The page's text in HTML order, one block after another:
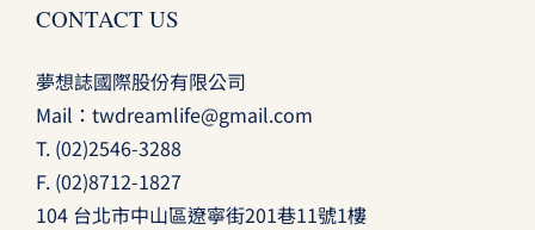
CONTACT US
夢想誌國際股份有限公司
Mail： twdreamlife@gmail.com
T. (02)2546-3288
F. (02)8712-1827
104 台北市中山區遼寧街201巷11號1樓